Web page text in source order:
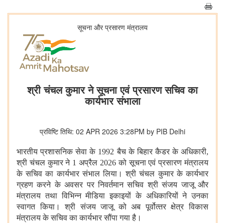
सूचना और प्रसारण मंत्रालय
श्री चंचल कुमार ने सूचना एवं प्रसारण सचिव का
कार्यभार संभाला
प्रविष्टि तिथि: 02 APR 2026 3:28PM by PIB Delhi
भारतीय प्रशासनिक सेवा के 1992 बैच के बिहार कैडर के अधिकारी,
श्री चंचल कुमार ने 1 अप्रैल 2026 को सूचना एवं प्रसारण मंत्रालय
के सचिव का कार्यभार संभाल लिया। श्री चंचल कुमार के कार्यभार
ग्रहण करने के अवसर पर निवर्तमान सचिव श्री संजय जाजू और
मंत्रालय तथा विभिन्न मीडिया इकाइयों के अधिकारियों ने उनका
स्वागत किया। श्री संजय जाजू को अब पूर्वोत्‍तर क्षेत्र विकास
मंत्रालय के सचिव का कार्यभार सौंपा गया है।